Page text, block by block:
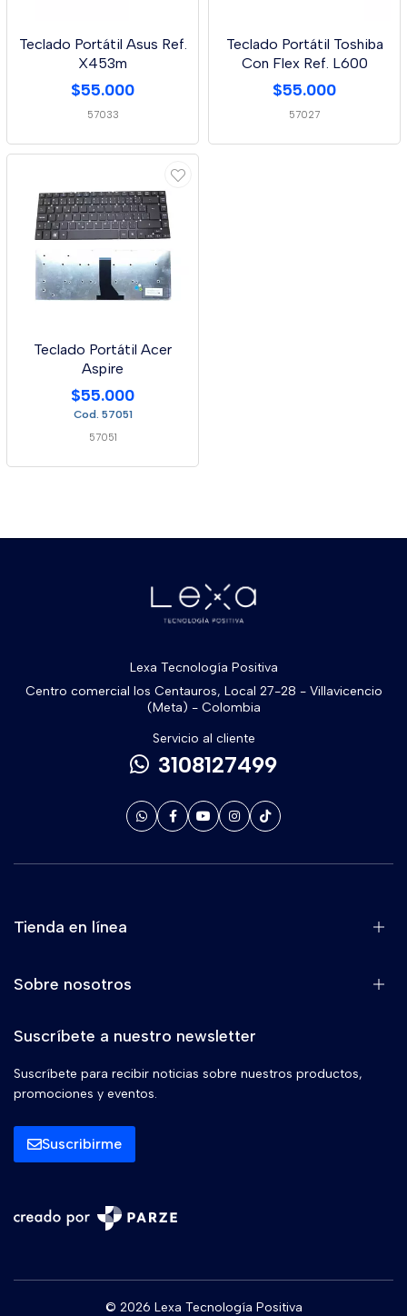
Teclado Portátil Asus Ref.
X453m
$55.000
57033
Teclado Portátil Toshiba
Con Flex Ref. L600
$55.000
57027
Teclado Portátil Acer
Aspire
$55.000
Cod. 57051
57051
Lexa Tecnología Positiva
Centro comercial los Centauros, Local 27-28 - Villavicencio
(Meta) - Colombia
Servicio al cliente
3108127499
Tienda en línea
Sobre nosotros
Suscríbete a nuestro newsletter
Suscríbete para recibir noticias sobre nuestros productos,
promociones y eventos.
Suscribirme
© 2026 Lexa Tecnología Positiva